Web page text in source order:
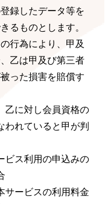
録したデータ等を
るものとします。
行為により、甲及
乙は甲及び第三者
った損害を賠償す
乙に対し会員資格の
われていると甲が判
ビス利用の申込みの
サービスの利用料金